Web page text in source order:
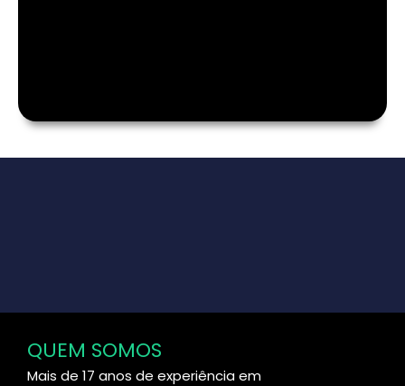
QUEM SOMOS
Mais de 17 anos de experiência em